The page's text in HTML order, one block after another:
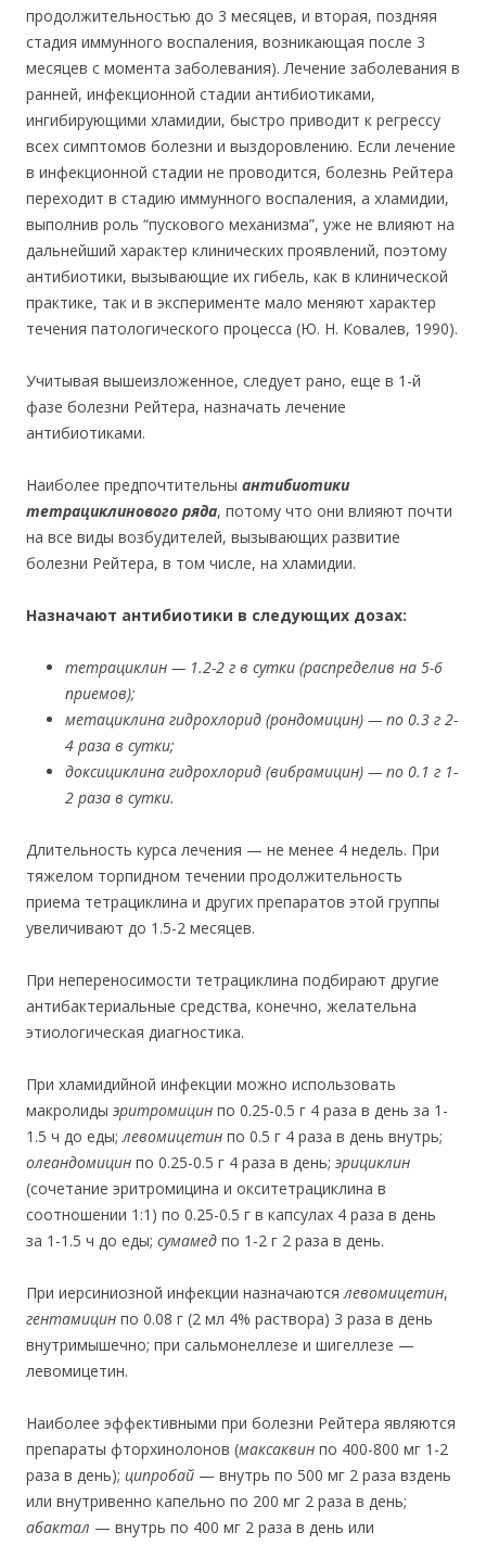
продолжительностью до 3 месяцев, и вторая, поздняя
стадия иммунного воспаления, возникающая после 3
месяцев с момента заболевания). Лечение заболевания в
ранней, инфекционной стадии антибиотиками,
ингибирующими хламидии, быстро приводит к регрессу
всех симптомов болезни и выздоровлению. Если лечение
в инфекционной стадии не проводится, болезнь Рейтера
переходит в стадию иммунного воспаления, а хламидии,
выполнив роль “пускового механизма”, уже не влияют на
дальнейший характер клинических проявлений, поэтому
антибиотики, вызывающие их гибель, как в клинической
практике, так и в эксперименте мало меняют характер
течения патологического процесса (Ю. Н. Ковалев, 1990).
Учитывая вышеизложенное, следует рано, еще в 1-й
фазе болезни Рейтера, назначать лечение
антибиотиками.
Наиболее предпочтительны антибиотики
тетрациклинового ряда, потому что они влияют почти
на все виды возбудителей, вызывающих развитие
болезни Рейтера, в том числе, на хламидии.
Назначают антибиотики в следующих дозах:
тетрациклин — 1.2-2 г в сутки (распределив на 5-6
приемов);
метациклина гидрохлорид (рондомицин) — по 0.3 г 2-
4 раза в сутки;
доксициклина гидрохлорид (вибрамицин) — по 0.1 г 1-
2 раза в сутки.
Длительность курса лечения — не менее 4 недель. При
тяжелом торпидном течении продолжительность
приема тетрациклина и других препаратов этой группы
увеличивают до 1.5-2 месяцев.
При непереносимости тетрациклина подбирают другие
антибактериальные средства, конечно, желательна
этиологическая диагностика.
При хламидийной инфекции можно использовать
макролиды эритромицин по 0.25-0.5 г 4 раза в день за 1-
1.5 ч до еды;левомицетин по 0.5 г 4 раза в день внутрь;
олеандомицин по 0.25-0.5 г 4 раза в день; эрициклин
(сочетание эритромицина и окситетрациклина в
соотношении 1:1) по 0.25-0.5 г в капсулах 4 раза в день
за 1-1.5 ч до еды; сумамед по 1-2 г 2 раза в день.
При иерсиниозной инфекции назначаютсялевомицетин,
гентамицин по 0.08 г (2 мл 4% раствора) 3 раза в день
внутримышечно; при сальмонеллезе и шигеллезе —
левомицетин.
Наиболее эффективными при болезни Рейтера являются
препараты фторхинолонов (максаквин по 400-800 мг 1-2
раза в день); ципробай — внутрь по 500 мг 2 раза вздень
или внутривенно капельно по 200 мг 2 раза в день;
абактал — внутрь по 400 мг 2 раза в день или